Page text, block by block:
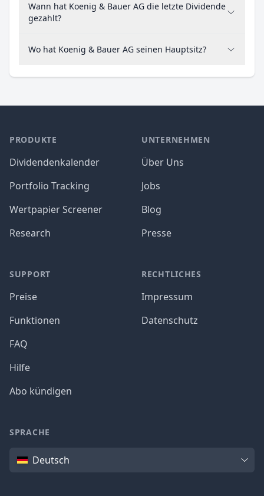
Wann hat Koenig & Bauer AG die letzte Dividende
gezahlt?
Wo hat Koenig & Bauer AG seinen Hauptsitz?
PRODUKTE
Dividendenkalender
Portfolio Tracking
Wertpapier Screener
Research
SUPPORT
Preise
Funktionen
FAQ
Hilfe
Abo kündigen
UNTERNEHMEN
Über Uns
Jobs
Blog
Presse
RECHTLICHES
Impressum
Datenschutz
SPRACHE
SpracheDeutsch